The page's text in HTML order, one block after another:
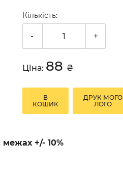
Кількість:
- +
Ціна: 88 ₴
В
КОШИК
ДРУК МОГО
ЛОГО
+/- 10%